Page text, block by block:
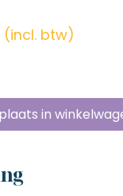
(incl. btw)
plaats in
zonder
tijd
en
zonder
tijd
en
zonder
tijd
en
zonder
tijd
en